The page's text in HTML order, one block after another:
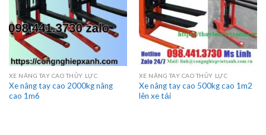
XE NÂNG TAY CAO THỦY LỰC
Xe nâng tay cao 2000kg nâng
cao 1m6
XE NÂNG TAY CAO THỦY LỰC
Xe nâng tay cao 500kg cao 1m2
lên xe tải